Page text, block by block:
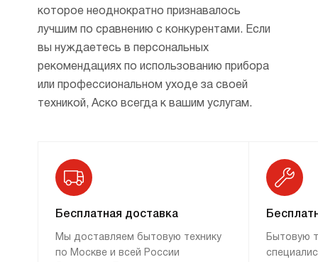
которое неоднократно признавалось
лучшим по сравнению с конкурентами. Если
вы нуждаетесь в персональных
рекомендациях по использованию прибора
или профессиональном уходе за своей
техникой, Аско всегда к вашим услугам.
Бесплатная доставка
Мы доставляем бытовую технику
по Москве и всей России
Бытовую